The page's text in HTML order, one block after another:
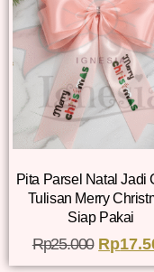
Pita Parsel Natal Jadi
Tulisan Merry
Siap Pakai
Rp25.000 Rp